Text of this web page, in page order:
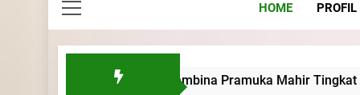
HOME PROFIL
Pembina Pramuka Mahir Tingkat Dasar (KMD)